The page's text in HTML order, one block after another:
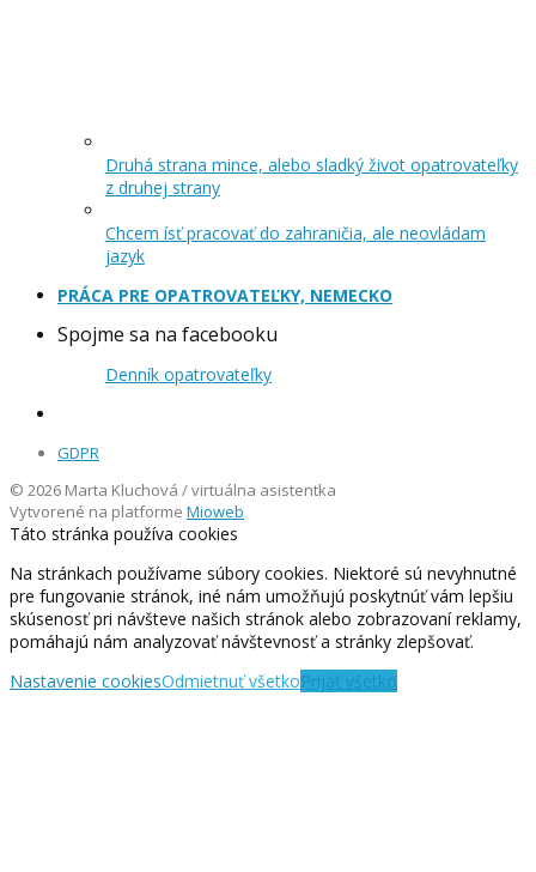
Druhá strana mince, alebo sladký život opatrovateľky
z druhej strany
Chcem ísť pracovať do zahraničia, ale neovládam
jazyk
PRÁCA PRE OPATROVATEĽKY, NEMECKO
Spojme sa na facebooku
Denník opatrovateľky
GDPR
© 2026 Marta Kluchová / virtuálna asistentka
Vytvorené na platforme Mioweb
Táto stránka používa cookies
Na stránkach používame súbory cookies. Niektoré sú nevyhnutné
pre fungovanie stránok, iné nám umožňujú poskytnúť vám lepšiu
skúsenosť pri návšteve našich stránok alebo zobrazovaní reklamy,
pomáhajú nám analyzovať návštevnosť a stránky zlepšovať.
Nastavenie cookiesOdmietnuť všetkoPrijať všetko